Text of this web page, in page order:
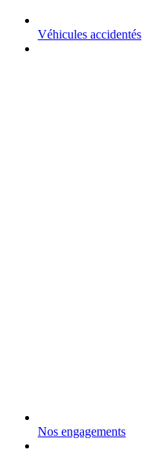
Véhicules accidentés
Nos engagements